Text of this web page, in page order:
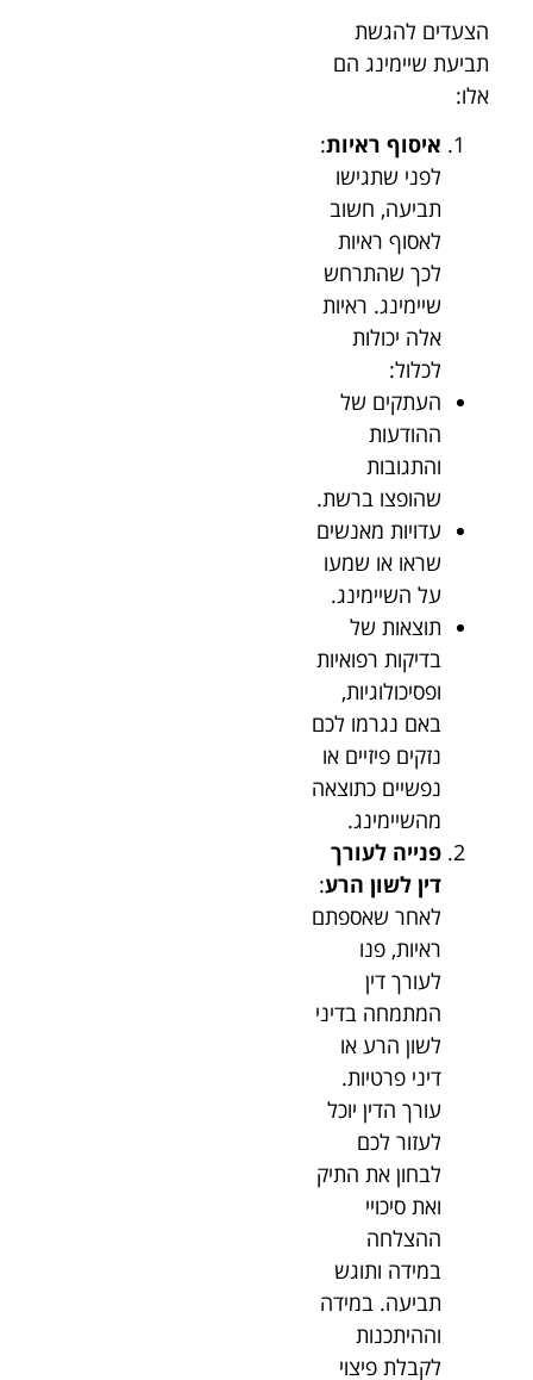
הצעדים להגשת
תביעת שיימינג הם
אלו:
איסוף ראיות:
לפני שתגישו
תביעה, חשוב
לאסוף ראיות
לכך שהתרחש
שיימינג. ראיות
אלה יכולות
לכלול:
העתקים של
ההודעות
והתגובות
שהופצו ברשת.
עדויות מאנשים
שראו או שמעו
על השיימינג.
תוצאות של
בדיקות רפואיות
ופסיכולוגיות,
באם נגרמו לכם
נזקים פיזיים או
נפשיים כתוצאה
מהשיימינג.
פנייה לעורך
דין לשון הרע:
לאחר שאספתם
ראיות, פנו
לעורך דין
המתמחה בדיני
לשון הרע או
דיני פרטיות.
עורך הדין יוכל
לעזור לכם
לבחון את התיק
ואת סיכויי
ההצלחה
במידה ותוגש
תביעה. במידה
וההיתכנות
לקבלת פיצוי